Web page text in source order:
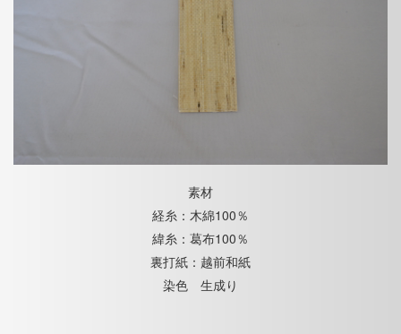
素材
経糸：木綿100％
緯糸：葛布100％
裏打紙：越前和紙
染色 生成り